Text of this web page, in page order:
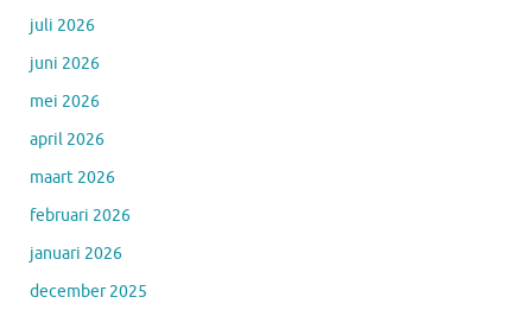
juli 2026
juni 2026
mei 2026
april 2026
maart 2026
februari 2026
januari 2026
december 2025